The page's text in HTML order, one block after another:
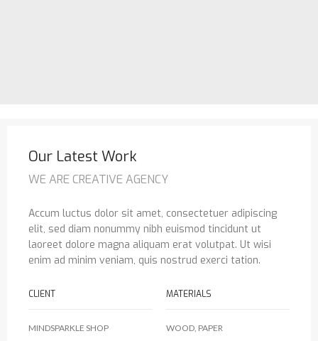
Our Latest Work
WE ARE CREATIVE AGENCY
Accum luctus dolor sit amet, consectetuer adipiscing
elit, sed diam nonummy nibh euismod tincidunt ut
laoreet dolore magna aliquam erat volutpat. Ut wisi
enim ad minim veniam, quis nostrud exerci tation.
CLIENT MATERIALS
MINDSPARKLE SHOP WOOD, PAPER